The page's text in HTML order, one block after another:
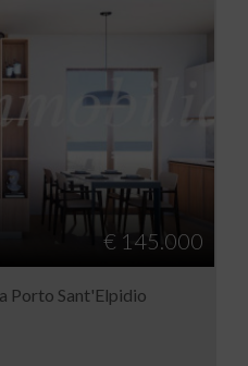
€ 145.000
Porto Sant'Elpidio